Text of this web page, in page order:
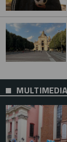
MULTIMEDIA